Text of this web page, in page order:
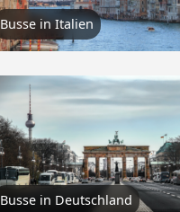
Busse in Italien
Busse in Deutschland